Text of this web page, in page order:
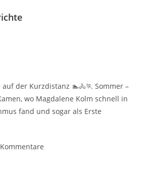
der Kurzdistanz 🏊🚴🏃 Sommer –
wo Magdalene Kolm schnell in
fand und sogar als Erste